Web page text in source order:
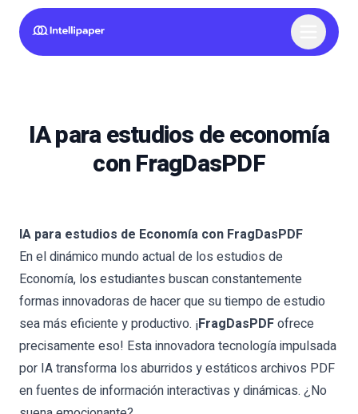
IA para estudios de economía
con FragDasPDF
IA para estudios de Economía con FragDasPDF
En el dinámico mundo actual de los estudios de
Economía, los estudiantes buscan constantemente
formas innovadoras de hacer que su tiempo de estudio
sea más eficiente y productivo. ¡FragDasPDFofrece
precisamente eso! Esta innovadora tecnología impulsada
por IA transforma los aburridos y estáticos archivos PDF
en fuentes de información interactivas y dinámicas. ¿No